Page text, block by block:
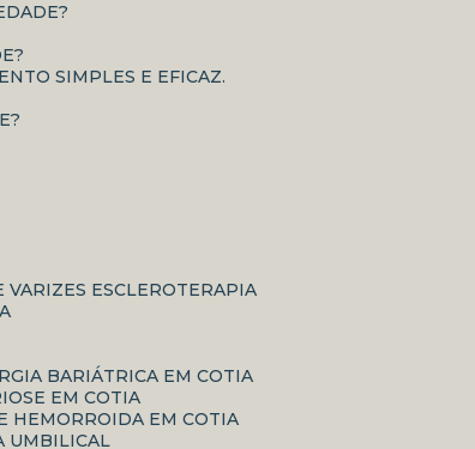
SIMPLES E EFICAZ.
VARIZES ESCLEROTERAPIA
BARIÁTRICA EM COTIA
EM COTIA
HEMORROIDA EM COTIA
UMBILICAL